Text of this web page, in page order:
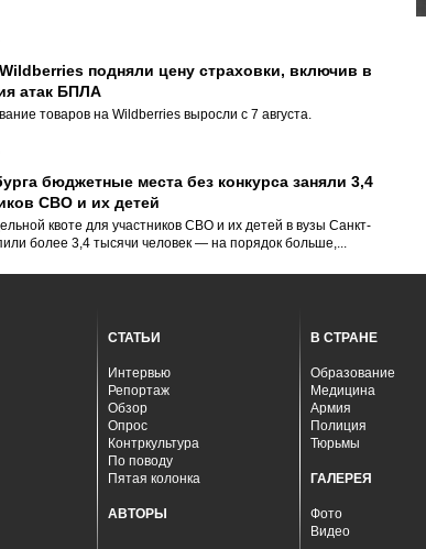
подняли цену страховки, включив в
атак БПЛА
товаров на Wildberries выросли с 7 августа.
бюджетные места без конкурса заняли 3,4
СВО и их детей
квоте для участников СВО и их детей в вузы Санкт-
более 3,4 тысячи человек — на порядок больше,...
СТАТЬИ
Интервью
Репортаж
Обзор
Опрос
Контркультура
По поводу
Пятая колонка
АВТОРЫ
В СТРАНЕ
Образование
Медицина
Армия
Полиция
Тюрьмы
ГАЛЕРЕЯ
Фото
Видео